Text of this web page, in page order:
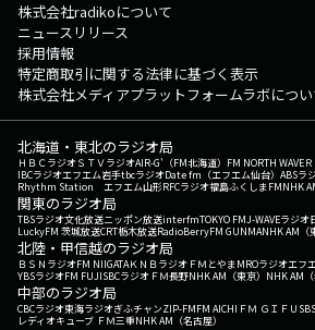
株式会社radikoについて
ニュースリリース
採用情報
特定商取引に関する法律に基づく表示
株式会社メディアプラットフォームラボにつ
北海道・東北のラジオ局
ＨＢＣラジオＳＴＶラジオAIR-G'（FM北海道） FM NORTH WAVE
IBCラジオエフエム岩手tbcラジオDate fm（エフエム仙台） ABSラ
Rhythm Station エフエム山形RFCラジオ福島ふくしまFMNHK
関東のラジオ局
TBSラジオ文化放送ニッポン放送interfmTOKYO FMJ-WAVEラジオ
LuckyFM 茨城放送CRT栃木放送RadioBerryFM GUNMANHK AM（
北陸・甲信越のラジオ局
ＢＳＮラジオFM NIIGATAＫＮＢラジオ ＦＭとやまMROラジオエフ
YBSラジオFM FUJISBCラジオ ＦＭ長野NHK AM（東京） NHK AM（
中部のラジオ局
CBCラジオ東海ラジオぎふチャンZIP-FMFM AICHI ＦＭ ＧＩＦＵ
レディオキューブ ＦＭ三重NHK AM（名古屋）